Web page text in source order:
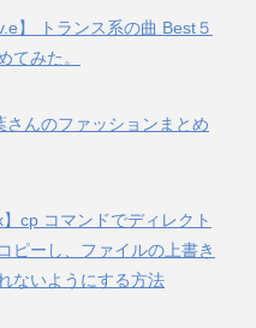
】 トランス系の曲 Best５
てみた。
さんのファッションまとめ
】cp コマンドでディレクト
ピーし、ファイルの上書き
ないようにする方法